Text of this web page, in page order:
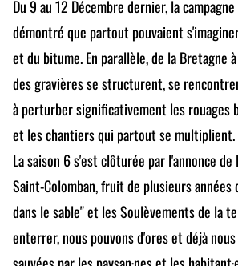
Du 9 au 12 Décembre dernier, la
démontré que partout pouvaient
et du bitume. En parallèle, de la
des gravières se structurent, se
à perturber significativement les
et les chantiers qui partout se multiplient.
La saison 6 s'est clôturée par l'annonce
Saint-Colomban, fruit de plusieurs
dans le sable" et les Soulèvements de la
enterrer, nous pouvons d'ores et déjà